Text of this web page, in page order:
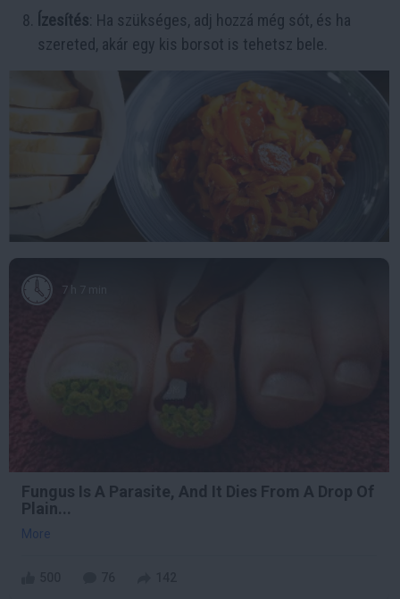
Ízesítés : Ha szükséges, adj hozzá még sót, és ha
szereted, akár egy kis borsot is tehetsz bele.
7 h 7 min
Fungus Is A Parasite, And It Dies From A Drop Of
Plain...
More